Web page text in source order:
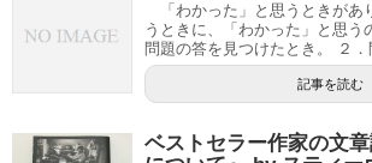
「わかった」と思うときがあ
うときに、「わかった」と思う
問題の答を見つけたとき。 ２
記事を読む
ベストセラー作家の文